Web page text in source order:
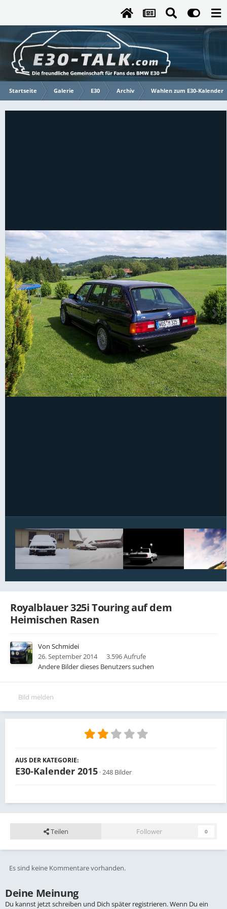
Startseite Galerie E30 Archiv Wahlen zum E30-Kalender
Royalblauer 325i Touring auf dem
Heimischen Rasen
Von Schmidei
26. September 2014
3.596 Aufrufe
Andere Bilder dieses Benutzers suchen
Bild melden
AUS DER KATEGORIE:
E30-Kalender 2015 · 248 Bilder
Teilen Follower 0
Es sind keine Kommentare vorhanden.
Deine Meinung
Du kannst jetzt schreiben und Dich später registrieren. Wenn Du ein